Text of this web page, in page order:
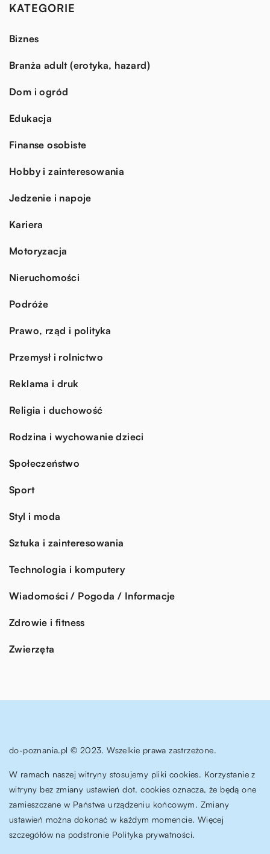
KATEGORIE
Biznes
Branża adult (erotyka, hazard)
Dom i ogród
Edukacja
Finanse osobiste
Hobby i zainteresowania
Jedzenie i napoje
Kariera
Motoryzacja
Nieruchomości
Podróże
Prawo, rząd i polityka
Przemysł i rolnictwo
Reklama i druk
Religia i duchowość
Rodzina i wychowanie dzieci
Społeczeństwo
Sport
Styl i moda
Sztuka i zainteresowania
Technologia i komputery
Wiadomości / Pogoda / Informacje
Zdrowie i fitness
Zwierzęta
do-poznania.pl © 2023. Wszelkie prawa zastrzeżone.
W ramach naszej witryny stosujemy pliki cookies. Korzystanie z
witryny bez zmiany ustawień dot. cookies oznacza, że będą one
zamieszczane w Państwa urządzeniu końcowym. Zmiany
ustawień można dokonać w każdym momencie. Więcej
szczegółów na podstronie Polityka prywatności.